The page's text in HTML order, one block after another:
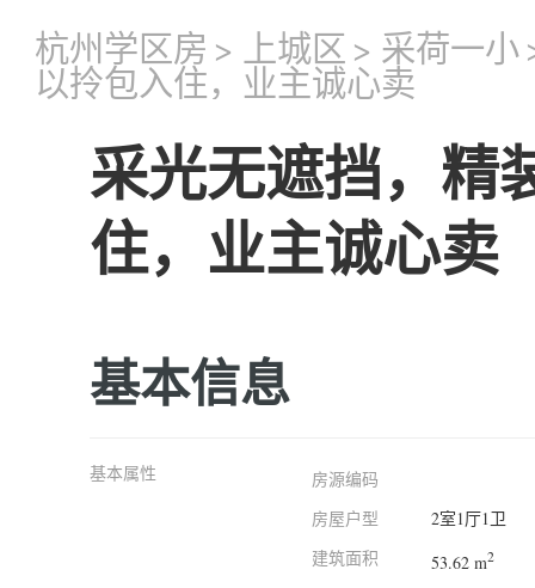
杭州学区房 > 上城区 > 采荷一小
以拎包入住，业主诚心卖
采光无遮挡，精
住，业主诚心卖
基本信息
基本属性
房源编码
房屋户型
2室1厅1卫
建筑面积
53.62 m2